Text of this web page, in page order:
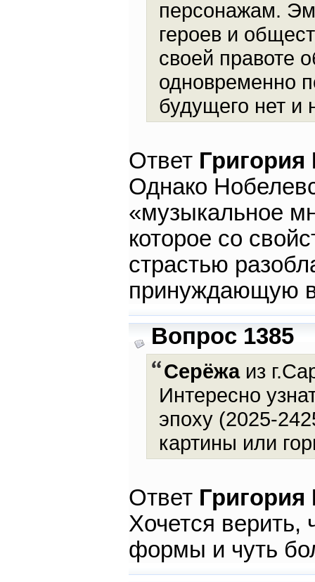
персонажам.
героев и
своей правоте
одновременно
будущего нет и
Ответ
Однако
«музыкальное
которое со
страстью
принуждающую
Вопрос 1385
Серёжаиз
Интересно
эпоху (2025-
картины или
Ответ
Хочется верить,
формы и чуть